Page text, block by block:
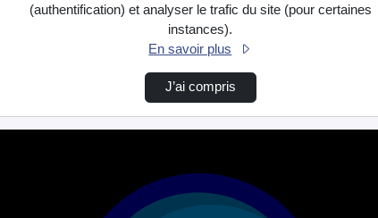
(authentification) et analyser le trafic du site (pour certaines
instances).
En savoir plus
J’ai compris